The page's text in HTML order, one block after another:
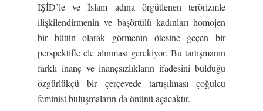
IŞİD’le ve İslam adına örgütlenen terörizmle
ilişkilendirmenin ve başörtülü kadınları homojen
bir bütün olarak görmenin ötesine geçen bir
perspektifle ele alınması gerekiyor. Bu tartışmanın
farklı inanç ve inançsızlıkların ifadesini bulduğu
özgürlükçü bir çerçevede tartışılması çoğulcu
feminist buluşmaların da önünü açacaktır.